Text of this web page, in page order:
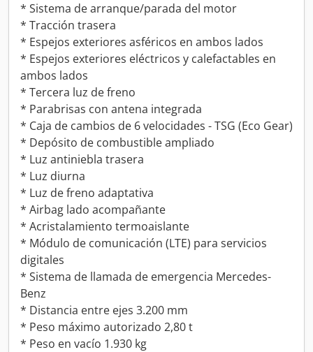
* Sistema de arranque/parada del motor
* Tracción trasera
* Espejos exteriores asféricos en ambos lados
* Espejos exteriores eléctricos y calefactables en
ambos lados
* Tercera luz de freno
* Parabrisas con antena integrada
* Caja de cambios de 6 velocidades - TSG (Eco Gear)
* Depósito de combustible ampliado
* Luz antiniebla trasera
* Luz diurna
* Luz de freno adaptativa
* Airbag lado acompañante
* Acristalamiento termoaislante
* Módulo de comunicación (LTE) para servicios
digitales
* Sistema de llamada de emergencia Mercedes-
Benz
* Distancia entre ejes 3.200 mm
* Peso máximo autorizado 2,80 t
* Peso en vacío 1.930 kg